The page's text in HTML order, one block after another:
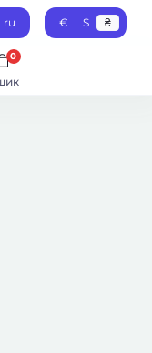
ru € $ ₴
0